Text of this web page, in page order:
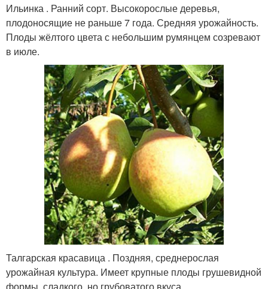
Ильинка . Ранний сорт. Высокорослые деревья,
плодоносящие не раньше 7 года. Средняя урожайность.
Плоды жёлтого цвета с небольшим румянцем созревают
в июле.
Талгарская красавица . Поздняя, среднерослая
урожайная культура. Имеет крупные плоды грушевидной
формы, сладкого, но грубоватого вкуса.